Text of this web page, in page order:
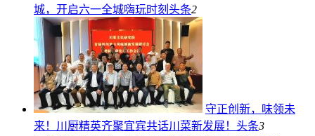
城，开启六一全城嗨玩时刻 头条2
守正创新，味领未
来！川厨精英齐聚宜宾共话川菜新发展！ 头条3